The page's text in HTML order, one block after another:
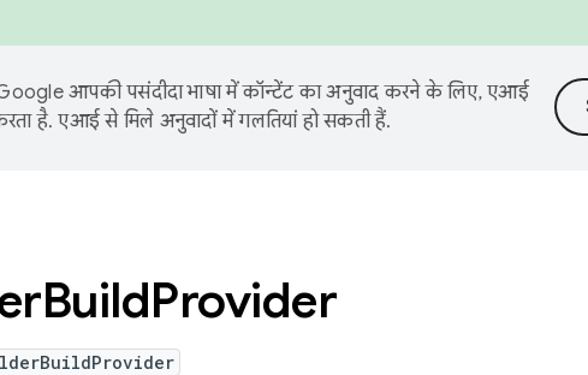
आपकी पसंदीदा भाषा में कॉन्टेंट का अनुवाद करने के लिए, एआई
है. एआई से मिले अनुवादों में गलतियां हो सकती हैं.
BuildProvider